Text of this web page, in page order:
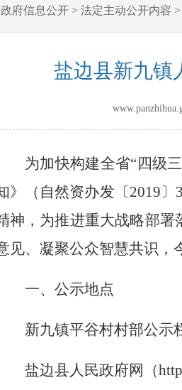
政府信息公开> 法定主动公开内容 >
盐边县新九镇
为加快构建全省“四级
》（自然资办发〔2019〕
神， 为推进重大战略部署
见、凝聚公众智慧共识，
一、公示地点
新九镇平谷村村部公示
盐边县人民政府网（